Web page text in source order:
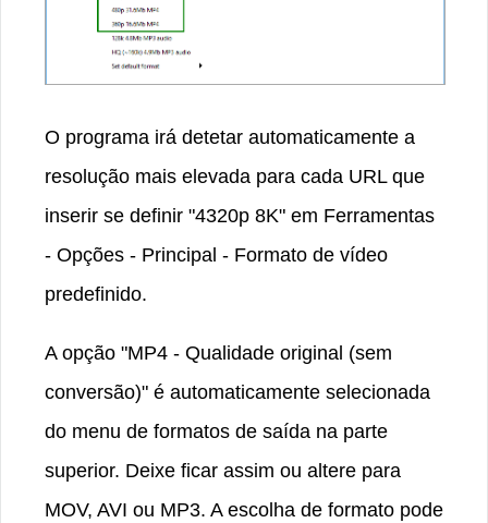
O programa irá detetar automaticamente a
resolução mais elevada para cada URL que
inserir se definir "4320p 8K" em Ferramentas
- Opções - Principal - Formato de vídeo
predefinido.
A opção "MP4 - Qualidade original (sem
conversão)" é automaticamente selecionada
do menu de formatos de saída na parte
superior. Deixe ficar assim ou altere para
MOV, AVI ou MP3. A escolha de formato pode